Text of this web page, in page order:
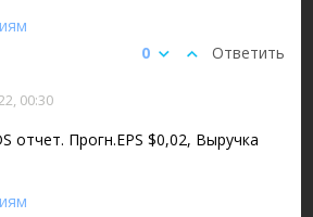
Ответить
0
00:30
отчет. Прогн.EPS $0,02, Выручка